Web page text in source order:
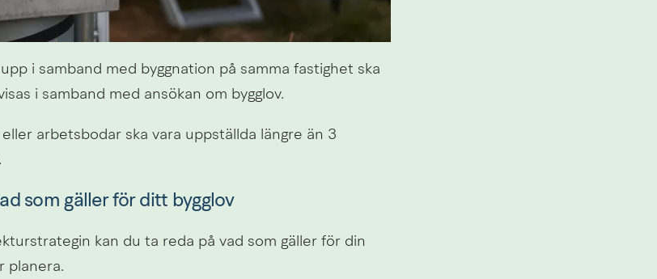
i samband med byggnation på samma fastighet ska
i samband med ansökan om bygglov.
arbetsbodar ska vara uppställda längre än 3
som gäller för ditt bygglov
kan du ta reda på vad som gäller för din
planera.